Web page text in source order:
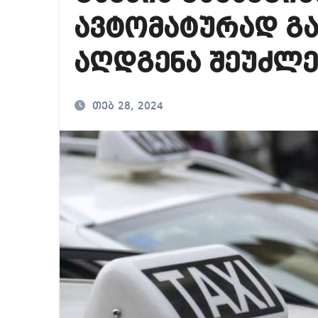
საქართველოში
გიორგი ბარამიძე
ავტომატურად
აღდგენა
თებ 28, 2024